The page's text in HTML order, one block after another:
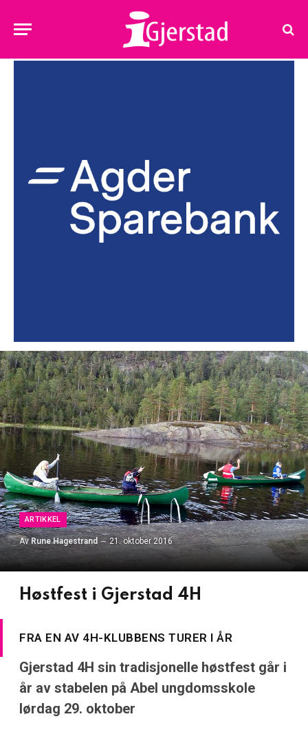
ARTIKKEL
Av Rune Hagestrand 21. oktober 2016
Høstfest i Gjerstad 4H
FRA EN AV 4H-KLUBBENS TURER I ÅR
Gjerstad 4H sin tradisjonelle høstfest går i
år av stabelen på Abel ungdomsskole
lørdag 29. oktober